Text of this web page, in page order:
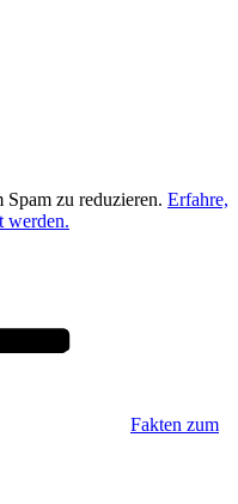
zu reduzieren. Erfahre,
werden.
Fakten zum